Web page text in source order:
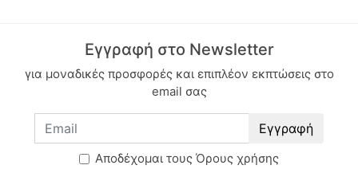
Εγγραφή στο Newsletter
για μοναδικές προσφορές και επιπλέον εκπτώσεις στο
email σας
Εγγραφή
Aποδέχομαι τους Όρους χρήσης